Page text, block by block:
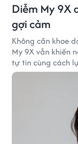
Diễm My 9X
gợi cảm
Không cần khoe
My 9X vẫn khiến
tự tin cùng cách